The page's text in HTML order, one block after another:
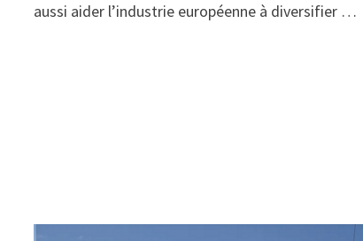
aussi aider l’industrie européenne à diversifier …